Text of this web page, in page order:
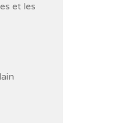
et les